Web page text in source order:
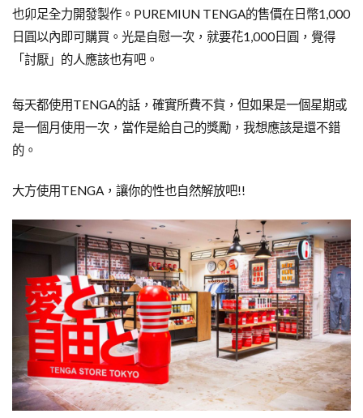
也卯足全力開發製作。PUREMIUN TENGA的售價在日幣1,000
日圓以內即可購買。光是自慰一次，就要花1,000日圓，覺得
「討厭」的人應該也有吧。
每天都使用TENGA的話，確實所費不貲，但如果是一個星期或
是一個月使用一次，當作是給自己的獎勵，我想應該是還不錯
的。
大方使用TENGA，讓你的性也自然解放吧!!